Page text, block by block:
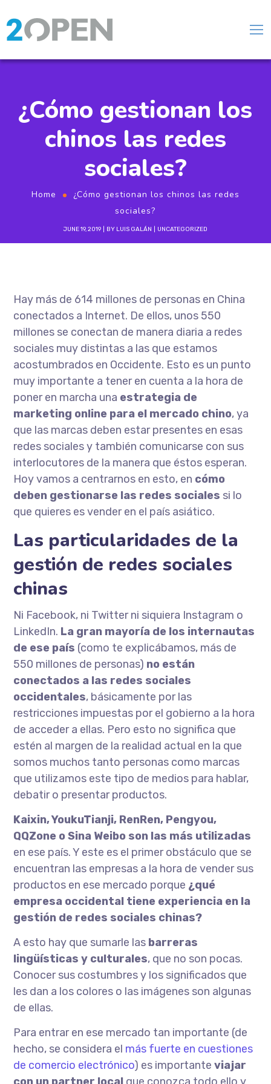
¿Cómo gestionan los
chinos las redes
sociales?
Home
¿Cómo gestionan los chinos las redes
sociales?
JUNE 19, 2019 BY LUIS GALÁN UNCATEGORIZED
Hay más de 614 millones de personas en China
conectados a Internet. De ellos, unos 550
millones se conectan de manera diaria a redes
sociales muy distintas a las que estamos
acostumbrados en Occidente. Esto es un punto
muy importante a tener en cuenta a la hora de
poner en marcha una estrategia de
marketing online para el mercado chino, ya
que las marcas deben estar presentes en esas
redes sociales y también comunicarse con sus
interlocutores de la manera que éstos esperan.
Hoy vamos a centrarnos en esto, en cómo
deben gestionarse las redes sociales si lo
que quieres es vender en el país asiático.
Las particularidades de la
gestión de redes sociales
chinas
Ni Facebook, ni Twitter ni siquiera Instagram o
LinkedIn. La gran mayoría de los internautas
de ese país (como te explicábamos, más de
550 millones de personas) no están
conectados a las redes sociales
occidentales, básicamente por las
restricciones impuestas por el gobierno a la hora
de acceder a ellas. Pero esto no significa que
estén al margen de la realidad actual en la que
somos muchos tanto personas como marcas
que utilizamos este tipo de medios para hablar,
debatir o presentar productos.
Kaixin, YoukuTianji, RenRen, Pengyou,
QQZone o Sina Weibo son las más utilizadas
en ese país. Y este es el primer obstáculo que se
encuentran las empresas a la hora de vender sus
productos en ese mercado porque ¿qué
empresa occidental tiene experiencia en la
gestión de redes sociales chinas?
A esto hay que sumarle las barreras
lingüísticas y culturales, que no son pocas.
Conocer sus costumbres y los significados que
les dan a los colores o las imágenes son algunas
de ellas.
Para entrar en ese mercado tan importante (de
hecho, se considera el más fuerte en cuestiones
de comercio electrónico) es importante viajar